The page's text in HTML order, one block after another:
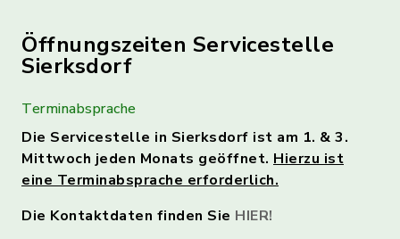
Öffnungszeiten Servicestelle
Sierksdorf
Terminabsprache
Die Servicestelle in Sierksdorf ist am 1. & 3.
Mittwoch jeden Monats geöffnet. Hierzu ist
eine Terminabsprache erforderlich.
Die Kontaktdaten finden Sie HIER!